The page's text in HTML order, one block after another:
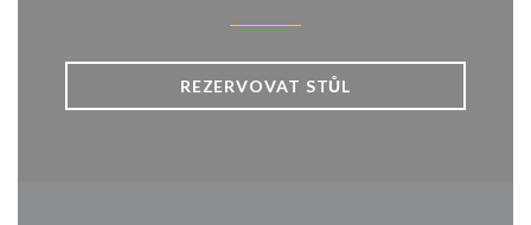
REZERVOVAT STŮL